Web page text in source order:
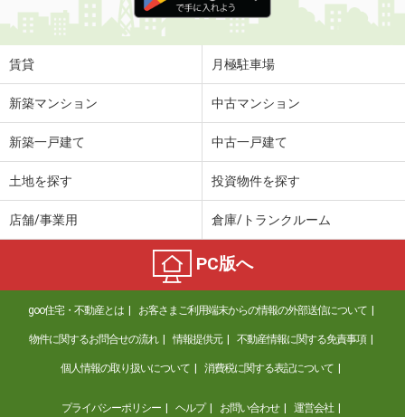
賃貸 月極駐車場
新築マンション 中古マンション
新築一戸建て 中古一戸建て
土地を探す 投資物件を探す
店舗/事業用 倉庫/トランクルーム
PC版へ
goo住宅・不動産とは お客さまご利用端末からの情報の外部送信について
物件に関するお問合せの流れ 情報提供元 不動産情報に関する免責事項
個人情報の取り扱いについて 消費税に関する表記について
プライバシーポリシー ヘルプ お問い合わせ 運営会社